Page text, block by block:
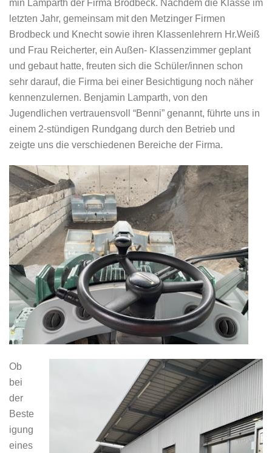
min Lamparth der Firma Brodbeck. Nachdem die Klasse im
letzten Jahr, gemeinsam mit den Metzinger Firmen
Brodbeck und Knecht sowie ihren Klassenlehrern Hr.Weiß
und Frau Reicherter, ein Außen- Klassenzimmer geplant
und gebaut hatte, freuten sich die Schüler/innen schon
sehr darauf, die Firma bei einer Besichtigung noch näher
kennenzulernen. Benjamin Lamparth, von den
Jugendlichen vertrauensvoll “Benni” genannt, führte uns in
einem 2-stündigen Rundgang durch den Betrieb und
zeigte uns die verschiedenen Bereiche der Firma.
Ob
bei
der
Beste
igung
eines